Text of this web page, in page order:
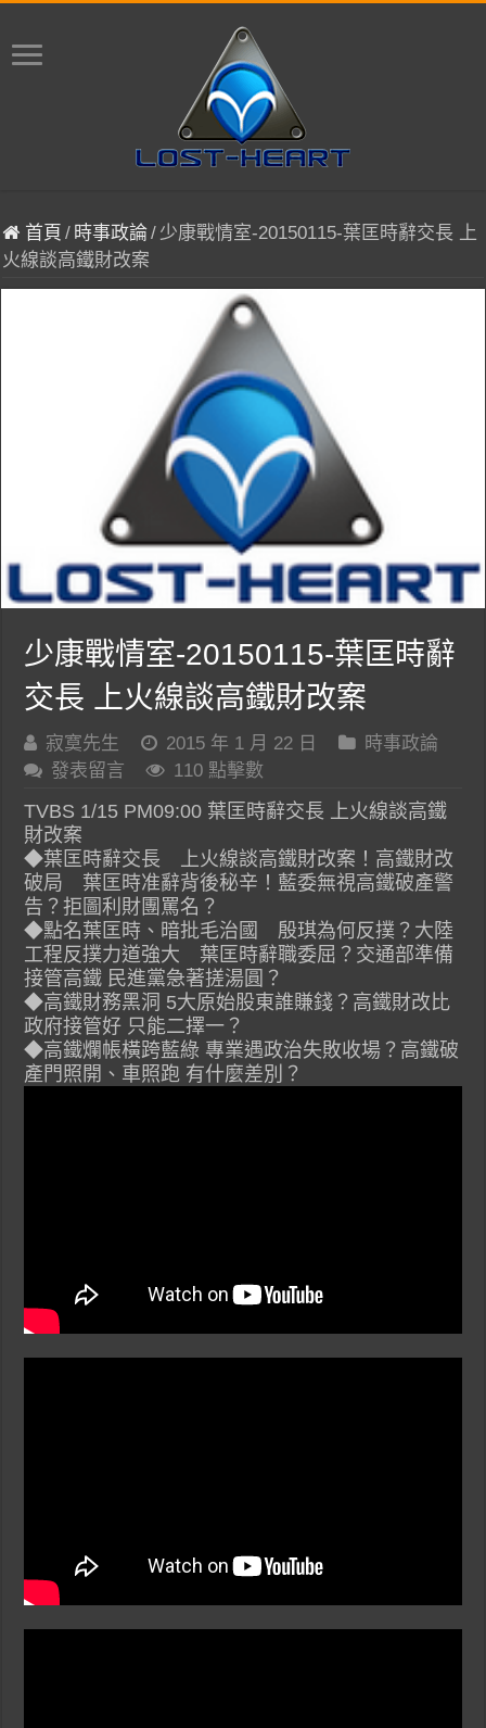
首頁 / 時事政論/ 少康戰情室-20150115-葉匡時辭交長 上
火線談高鐵財改案
少康戰情室-20150115-葉匡時辭
交長 上火線談高鐵財改案
寂寞先生 2015 年 1 月 22 日
時事政論
發表留言
110 點擊數
TVBS 1/15 PM09:00 葉匡時辭交長 上火線談高鐵
財改案
◆葉匡時辭交長 上火線談高鐵財改案！高鐵財改
破局 葉匡時准辭背後秘辛！藍委無視高鐵破產警
告？拒圖利財團罵名？
◆點名葉匡時、暗批毛治國 殷琪為何反撲？大陸
工程反撲力道強大 葉匡時辭職委屈？交通部準備
接管高鐵 民進黨急著搓湯圓？
◆高鐵財務黑洞 5大原始股東誰賺錢？高鐵財改比
政府接管好 只能二擇一？
◆高鐵爛帳橫跨藍綠 專業遇政治失敗收場？高鐵破
產門照開、車照跑 有什麼差別？